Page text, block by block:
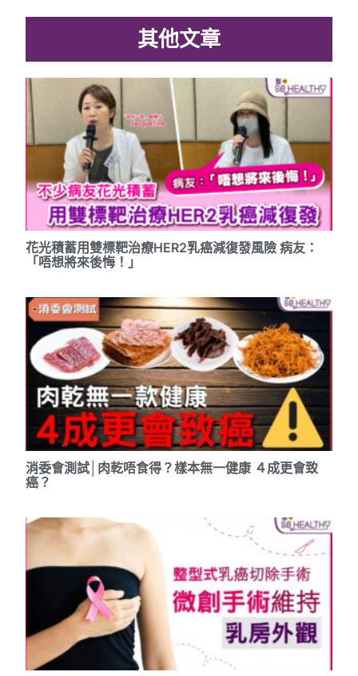
其他文章
花光積蓄用雙標靶治療HER2乳癌減復發風險 病友：
「唔想將來後悔！」
消委會測試│肉乾唔食得？樣本無一健康 ４成更會致
癌？